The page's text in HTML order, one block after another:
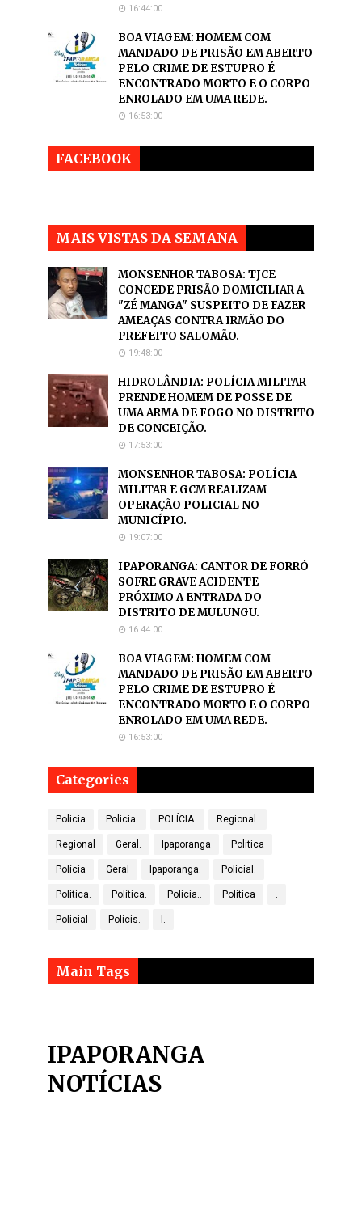
16:44:00
BOA VIAGEM: HOMEM COM
MANDADO DE PRISÃO EM ABERTO
PELO CRIME DE ESTUPRO É
ENCONTRADO MORTO E O CORPO
ENROLADO EM UMA REDE.
16:53:00
FACEBOOK
MAIS VISTAS DA SEMANA
MONSENHOR TABOSA: TJCE
CONCEDE PRISÃO DOMICILIAR A
"ZÉ MANGA" SUSPEITO DE FAZER
AMEAÇAS CONTRA IRMÃO DO
PREFEITO SALOMÃO.
19:48:00
HIDROLÂNDIA: POLÍCIA MILITAR
PRENDE HOMEM DE POSSE DE
UMA ARMA DE FOGO NO DISTRITO
DE CONCEIÇÃO.
17:53:00
MONSENHOR TABOSA: POLÍCIA
MILITAR E GCM REALIZAM
OPERAÇÃO POLICIAL NO
MUNICÍPIO.
19:07:00
IPAPORANGA: CANTOR DE FORRÓ
SOFRE GRAVE ACIDENTE
PRÓXIMO A ENTRADA DO
DISTRITO DE MULUNGU.
16:44:00
BOA VIAGEM: HOMEM COM
MANDADO DE PRISÃO EM ABERTO
PELO CRIME DE ESTUPRO É
ENCONTRADO MORTO E O CORPO
ENROLADO EM UMA REDE.
16:53:00
Categories
Policia Policia. POLÍCIA. Regional.
Regional Geral. Ipaporanga Politica
Polícia Geral Ipaporanga. Policial.
Politica. Política. Policia.. Política .
Policial Polícis. l.
Main Tags
IPAPORANGA
NOTÍCIAS